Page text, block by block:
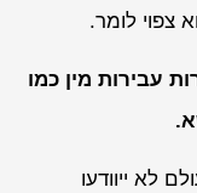
צפוי לומר.
עבירות מין כמו
.
לא ייוודעו